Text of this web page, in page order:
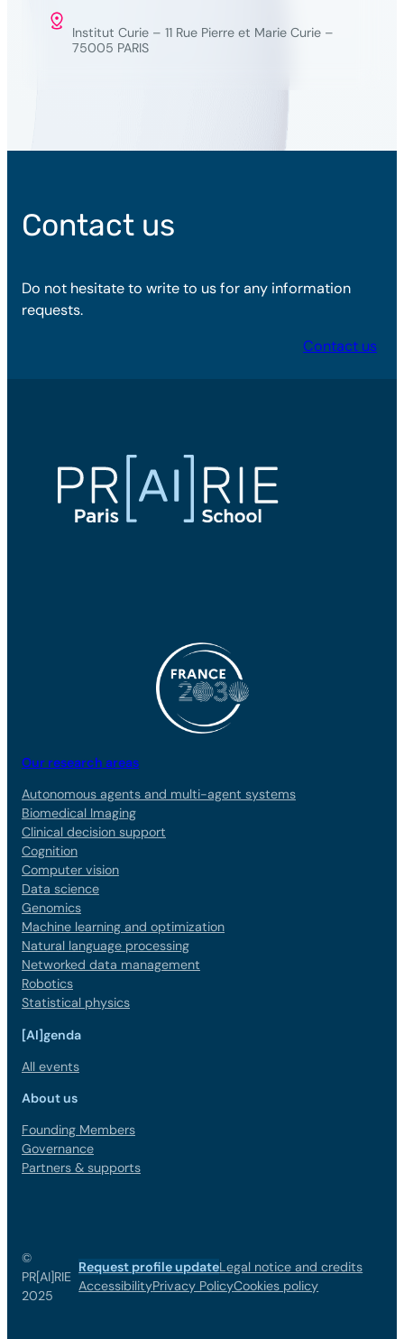
Institut Curie – 11 Rue Pierre et Marie Curie –
75005 PARIS
Contact us
Do not hesitate to write to us for any information
requests.
Contact us
Our research areas
Autonomous agents and multi-agent systems
Biomedical Imaging
Clinical decision support
Cognition
Computer vision
Data science
Genomics
Machine learning and optimization
Natural language processing
Networked data management
Robotics
Statistical physics
[AI]genda
All events
About us
Founding Members
Governance
Partners & supports
©
PR[AI]RIE
2025
Request profile updateLegal notice and credits
AccessibilityPrivacy PolicyCookies policy